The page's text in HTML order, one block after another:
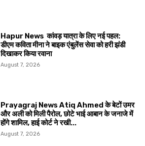
Hapur News कांवड़ यात्रा के लिए नई पहल:
डीएम कविता मीना ने बाइक एंबुलेंस सेवा को हरी झंडी
दिखाकर किया रवाना
August 7, 2026
Prayagraj News Atiq Ahmed के बेटों उमर
और अली को मिली पैरोल, छोटे भाई आबान के जनाजे में
होंगे शामिल, हाई कोर्ट ने रखी...
August 7, 2026